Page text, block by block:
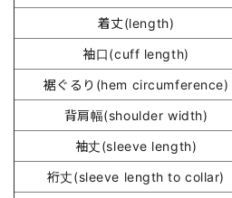
着丈(length)
袖口(cuff length)
裾ぐるり(hem circumference)
背肩幅(shoulder width)
袖丈(sleeve length)
裄丈(sleeve length to collar)